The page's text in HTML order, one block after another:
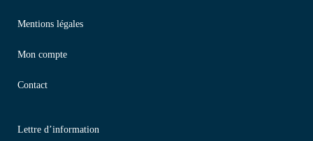
Mentions légales
Mon compte
Contact
Lettre d’information